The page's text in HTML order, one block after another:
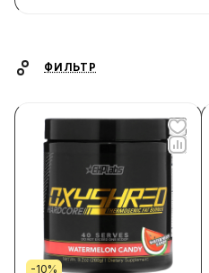
ФИЛЬТР
-10%